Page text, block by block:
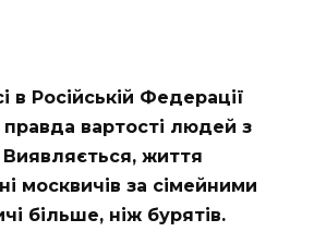
в Російській Федерації
правда вартості людей з
Виявляється, життя
москвичів за сімейними
більше, ніж бурятів.